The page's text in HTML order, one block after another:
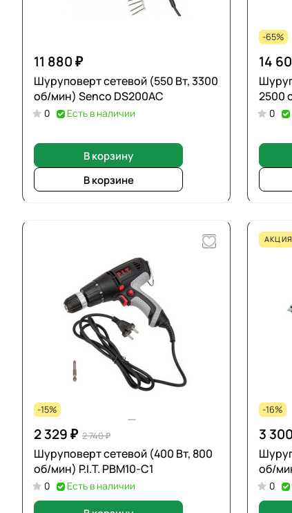
11 880 ₽
Шуруповерт сетевой (550 Вт, 3300
об/мин) Senco DS200AC
0 Есть в наличии
В корзину
В корзине
-65%
14
2500
0
-15%
2 329 ₽ 2 740 ₽
Шуруповерт сетевой (400 Вт, 800
об/мин) P.I.T. PBM10-C1
0 Есть в наличии
АКЦИЯ
-16%
3
об/
0